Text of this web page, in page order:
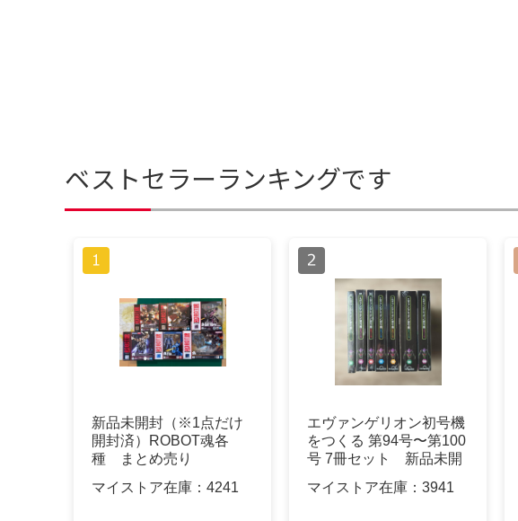
ベストセラーランキングです
新品未開封（※1点だけ
開封済）ROBOT魂各
種 まとめ売り
マイストア在庫： 4241
エヴァンゲリオン初号機
をつくる 第94号〜第100
号 7冊セット 新品未開
マイストア在庫： 3941